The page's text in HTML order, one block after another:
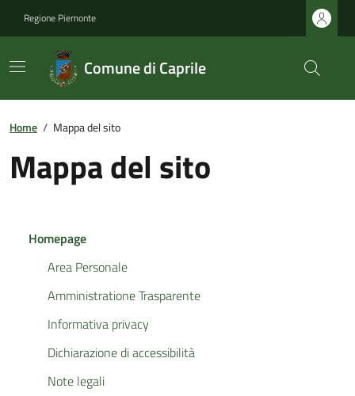
Regione Piemonte
Comune di Caprile
Home / Mappa del sito
Mappa del sito
Homepage
Area Personale
Amministratione Trasparente
Informativa privacy
Dichiarazione di accessibilità
Note legali